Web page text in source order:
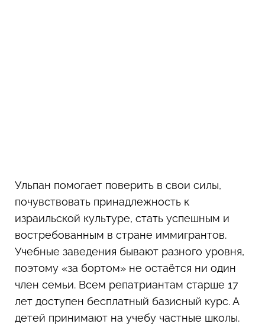
Ульпан помогает поверить в свои силы,
почувствовать принадлежность к
израильской культуре, стать успешным и
востребованным в стране иммигрантов.
Учебные заведения бывают разного уровня,
поэтому «за бортом» не остаётся ни один
член семьи. Всем репатриантам старше 17
лет доступен бесплатный базисный курс. А
детей принимают на учебу частные школы.